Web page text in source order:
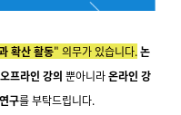
확산 활동" 의무가 있습니다. 논
오프라인 강의 뿐아니라온라인 강
구를 부탁드립니다.